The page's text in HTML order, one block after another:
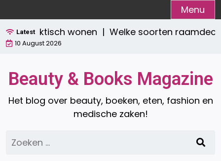
naar
de
inhoud
Menu
Latest
praktisch wonen |Welke soorten
10 August 2026
Beauty & Books Magazine
Het blog over beauty, boeken, eten, fashion en
medische zaken!
Zoeken
naar: